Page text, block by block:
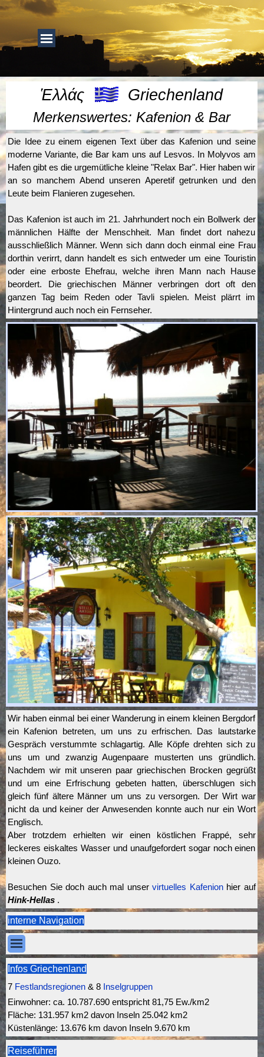
Direkt zum Seiteninhalt
Menü überspringen
Menü überspringen
Ἑλλάς Griechenland
Merkenswertes: Kafenion & Bar
Die Idee zu einem eigenen Text über das Kafenion und seine
moderne Variante, die Bar kam uns auf Lesvos. In Molyvos am
Hafen gibt es die urgemütliche kleine "Relax Bar". Hier haben wir
an so manchem Abend unseren Aperetif getrunken und den
Leute beim Flanieren zugesehen.
Das Kafenion ist auch im 21. Jahrhundert noch ein Bollwerk der
männlichen Hälfte der Menschheit. Man findet dort nahezu
ausschließlich Männer. Wenn sich dann doch einmal eine Frau
dorthin verirrt, dann handelt es sich entweder um eine Touristin
oder eine erboste Ehefrau, welche ihren Mann nach Hause
beordert. Die griechischen Männer verbringen dort oft den
ganzen Tag beim Reden oder Tavli spielen. Meist plärrt im
Hintergrund auch noch ein Fernseher.
Wir haben einmal bei einer Wanderung in einem kleinen Bergdorf
ein Kafenion betreten, um uns zu erfrischen. Das lautstarke
Gespräch verstummte schlagartig. Alle Köpfe drehten sich zu
uns um und zwanzig Augenpaare musterten uns gründlich.
Nachdem wir mit unseren paar griechischen Brocken gegrüßt
und um eine Erfrischung gebeten hatten, überschlugen sich
gleich fünf ältere Männer um uns zu versorgen. Der Wirt war
nicht da und keiner der Anwesenden konnte auch nur ein Wort
Englisch.
Aber trotzdem erhielten wir einen köstlichen Frappé, sehr
leckeres eiskaltes Wasser und unaufgefordert sogar noch einen
kleinen Ouzo.
Besuchen Sie doch auch mal unser virtuelles Kafenionhier auf
Hink-Hellas .
interne Navigation
Menü überspringen
Infos Griechenland
7 Festlandsregionen & 8 Inselgruppen
Einwohner: ca. 10.787.690 entspricht 81,75 Ew./km2
Fläche: 131.957 km2 davon Inseln 25.042 km2
Küstenlänge: 13.676 km davon Inseln 9.670 km
Reiseführer